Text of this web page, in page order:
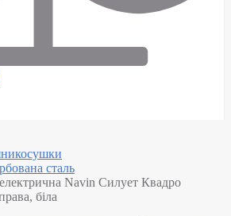
сталь
Navin Силует Квадро
біла